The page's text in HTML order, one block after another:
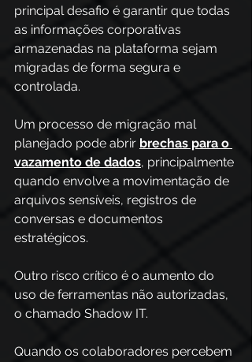
principal desafio é garantir que todas
as informações corporativas
armazenadas na plataforma sejam
migradas de forma segura e
controlada.
Um processo de migração mal
planejado pode abrir brechas para o
vazamento de dados, principalmente
quando envolve a movimentação de
arquivos sensíveis, registros de
conversas e documentos
estratégicos.
Outro risco crítico é o aumento do
uso de ferramentas não autorizadas,
o chamado Shadow IT.
Quando os colaboradores percebem